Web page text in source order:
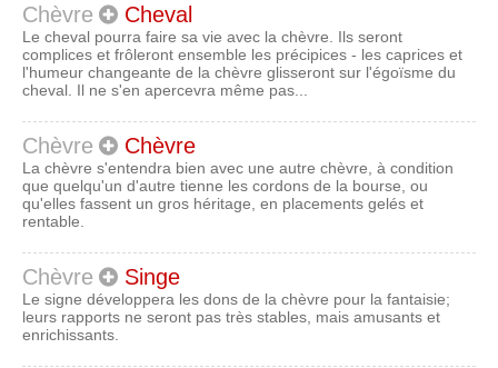
Chèvre Cheval
Le cheval pourra faire sa vie avec la chèvre. Ils seront
complices et frôleront ensemble les précipices - les caprices et
l'humeur changeante de la chèvre glisseront sur l'égoïsme du
cheval. Il ne s'en apercevra même pas...
Chèvre Chèvre
La chèvre s'entendra bien avec une autre chèvre, à condition
que quelqu'un d'autre tienne les cordons de la bourse, ou
qu'elles fassent un gros héritage, en placements gelés et
rentable.
Chèvre Singe
Le signe développera les dons de la chèvre pour la fantaisie;
leurs rapports ne seront pas très stables, mais amusants et
enrichissants.